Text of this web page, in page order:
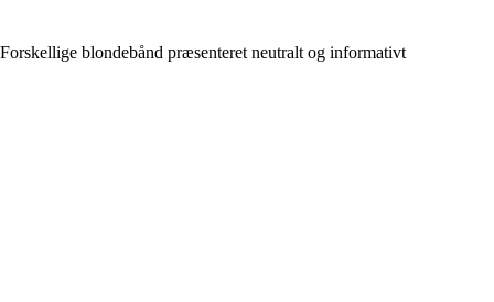
Forskellige blondebånd præsenteret neutralt og informativt